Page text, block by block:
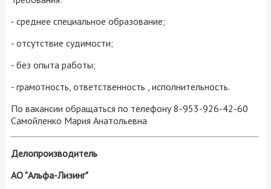
- среднее специальное образование;
- отсутствие судимости;
- без опыта работы;
- грамотность, ответственность , исполнительность.
По вакансии обращаться по телефону 8-953-926-42-60
Самойленко Мария Анатольевна
Делопроизводитель
АО "Альфа-Лизинг"